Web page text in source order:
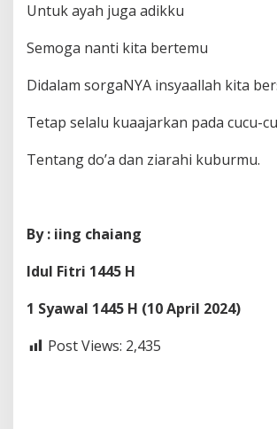
Untuk ayah juga adikku
Semoga nanti kita bertemu
Didalam sorgaNYA insyaallah kita
Tetap selalu kuaajarkan pada cucu-
Tentang do’a dan ziarahi kuburmu.
By : iing chaiang
Idul Fitri 1445 H
1 Syawal 1445 H (10 April 2024)
Post Views: 2,435